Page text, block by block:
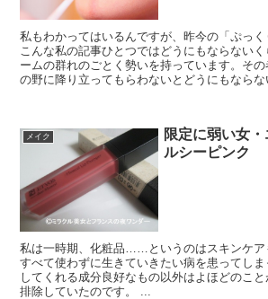
私もわかってはいるんですが、昨今の「ぷっ
こんな私の記事ひとつではどうにもならない
ームの群れのごとく勢いを持っています。そ
の野に降り立ってもらわないとどうにもなら
メイク
限定に弱い女
ルシーピンク
私は一時期、化粧品……というのはスキンケア
すべて使わずに生きていきたい病を患ってし
してくれる成分良好なもの以外はよほどのこ
排除していたのです。 ...